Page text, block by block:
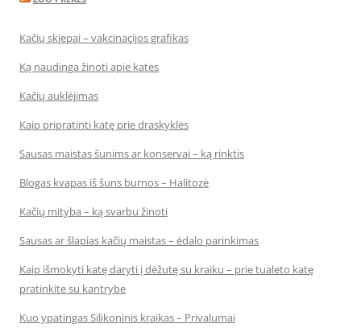
Kačių skiepai – vakcinacijos grafikas
Ką naudinga žinoti apie kates
Kačių auklėjimas
Kaip pripratinti katę prie draskyklės
Sausas maistas šunims ar konservai – ką rinktis
Blogas kvapas iš šuns burnos – Halitozė
Kačių mityba – ką svarbu žinoti
Sausas ar šlapias kačių maistas – ėdalo parinkimas
Kaip išmokyti katę daryti į dėžutę su kraiku – prie tualeto katę
pratinkite su kantrybe
Kuo ypatingas Silikoninis kraikas – Privalumai